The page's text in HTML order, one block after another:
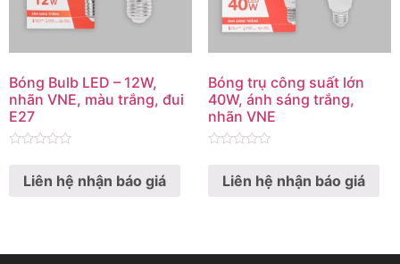
Bóng Bulb LED – 12W,
nhãn VNE, màu trắng, đui
E27
outLiên hệ nhận báo giá
Bóng trụ công suất lớn
40W, ánh sáng trắng,
nhãn VNE
outLiên hệ nhận báo giá